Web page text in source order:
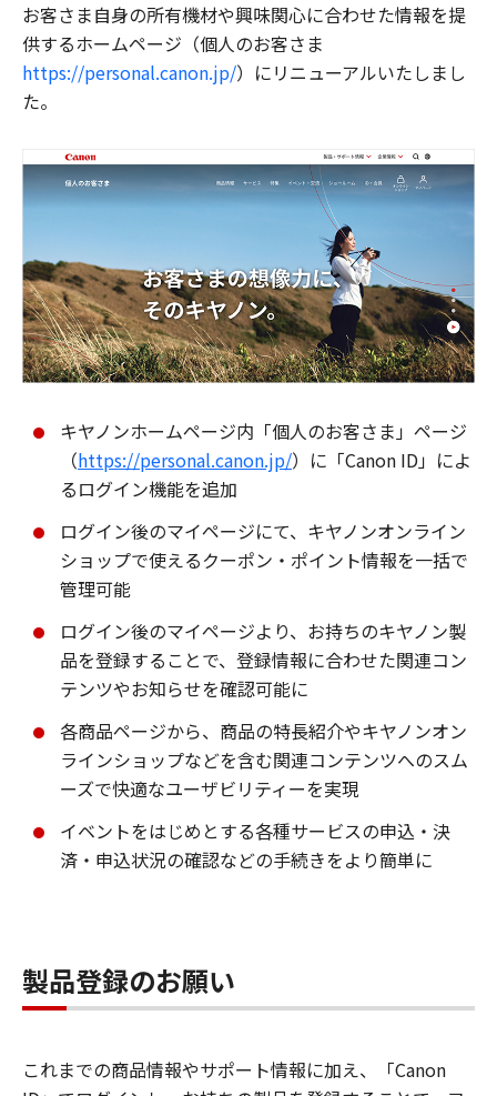
お客さま自身の所有機材や興味関心に合わせた情報を提
供するホームページ（個人のお客さま
https://personal.canon.jp/）にリニューアルいたしまし
た。
キヤノンホームページ内「個人のお客さま」ページ
（https://personal.canon.jp/）に「Canon ID」によ
るログイン機能を追加
ログイン後のマイページにて、キヤノンオンライン
ショップで使えるクーポン・ポイント情報を一括で
管理可能
ログイン後のマイページより、お持ちのキヤノン製
品を登録することで、登録情報に合わせた関連コン
テンツやお知らせを確認可能に
各商品ページから、商品の特長紹介やキヤノンオン
ラインショップなどを含む関連コンテンツへのスム
ーズで快適なユーザビリティーを実現
イベントをはじめとする各種サービスの申込・決
済・申込状況の確認などの手続きをより簡単に
製品登録のお願い
これまでの商品情報やサポート情報に加え、「Canon